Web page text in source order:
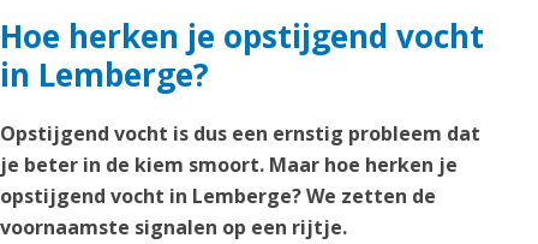
Hoe herken je opstijgend vocht
in Lemberge?
Opstijgend vocht is dus een ernstig probleem dat
je beter in de kiem smoort. Maar hoe herken je
opstijgend vocht in Lemberge? We zetten de
voornaamste signalen op een rijtje.